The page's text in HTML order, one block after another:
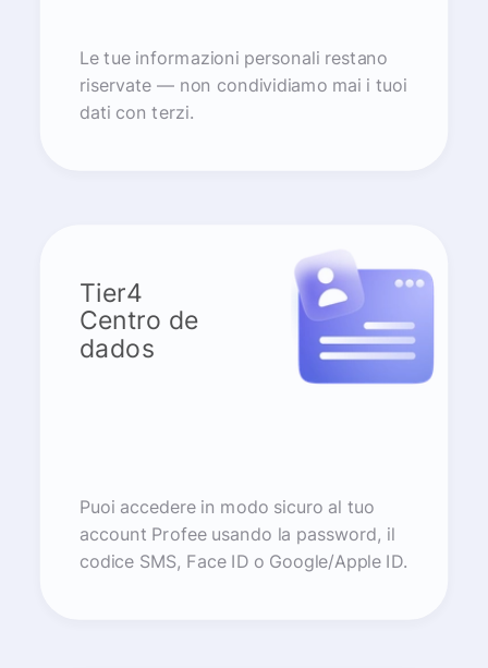
Le tue informazioni personali restano
riservate — non condividiamo mai i tuoi
dati con terzi.
Tier4
Centro de
dados
Puoi accedere in modo sicuro al tuo
account Profee usando la password, il
codice SMS, Face ID o Google/Apple ID.